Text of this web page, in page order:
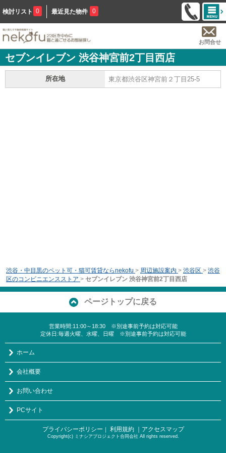
検討リスト 0 最近見た物件 0
お問合せ
セブンイレブン 渋谷神宮前2丁目西店
所在地 東京都渋谷区神宮前２丁目25-5
渋谷・中目黒のペット可・猫可賃貸ならnekofu > 周辺施設案内 > 渋谷区 > 渋谷
区のコンビニエンスストア > セブンイレブン 渋谷神宮前2丁目西店
ページトップに戻る
営業時間:11:00～18:30 ※別途事前予約は対応可能
定休日:毎週火曜、水曜、日曜 ※別途事前予約は対応可能
ホーム
会社概要
お問い合わせ
PCサイト
プライバシーポリシー ｜ 利用規約 ｜アクセスマップ
Copyright(c) ミナシアプロジェクト合同会社 All rights reserved.